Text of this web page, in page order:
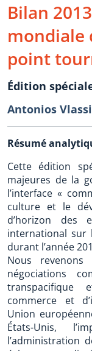
Bilan
mondiale
point
Édition
Antonios
Résumé
Cette édition
majeures de la
l’interface «
culture et le
d’horizon
international sur
durant l’année
Nous
négociations
transpacifique
commerce et
Union
États-Unis,
l’administration